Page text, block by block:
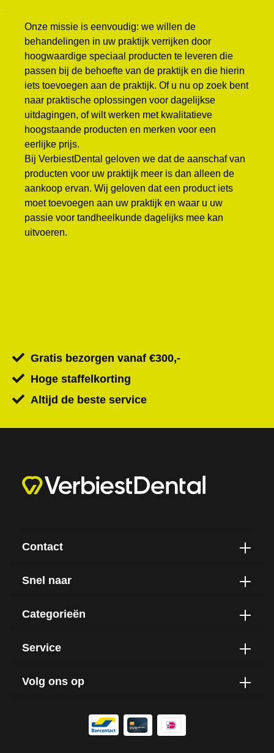
Onze missie is eenvoudig: we willen de
behandelingen in uw praktijk verrijken door
hoogwaardige speciaal producten te leveren die
passen bij de behoefte van de praktijk en die hierin
iets toevoegen aan de praktijk. Of u nu op zoek bent
naar praktische oplossingen voor dagelijkse
uitdagingen, of wilt werken met kwalitatieve
hoogstaande producten en merken voor een
eerlijke prijs.
Bij VerbiestDental geloven we dat de aanschaf van
producten voor uw praktijk meer is dan alleen de
aankoop ervan. Wij geloven dat een product iets
moet toevoegen aan uw praktijk en waar u uw
passie voor tandheelkunde dagelijks mee kan
uitvoeren.
Gratis bezorgen vanaf €300,-
Hoge staffelkorting
Altijd de beste service
Contact
Snel naar
Categorieën
Service
Volg ons op